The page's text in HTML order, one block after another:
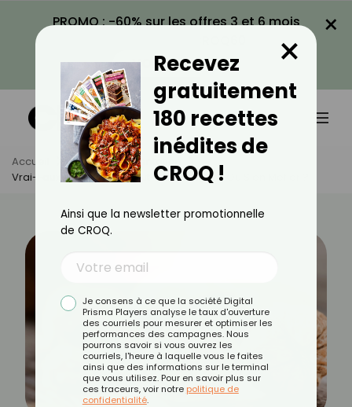
PROMO : -60% sur les offres 3 et 6 mois
VOIR LA PROMO
×
Accueil Actus
Alimentation
Vrai-Faux Sur Les Noix : Faut-Il En Manger… Ou S’en Méfier ?
Recevez
gratuitement
180 recettes
inédites de
CROQ !
×
Ainsi que la newsletter promotionnelle
de CROQ.
Je consens à ce que la société Digital
Prisma Players analyse le taux d'ouverture
des courriels pour mesurer et optimiser les
performances des campagnes. Nous
pourrons savoir si vous ouvrez les
courriels, l'heure à laquelle vous le faites
ainsi que des informations sur le terminal
que vous utilisez. Pour en savoir plus sur
ces traceurs, voir notre politique de
confidentialité.